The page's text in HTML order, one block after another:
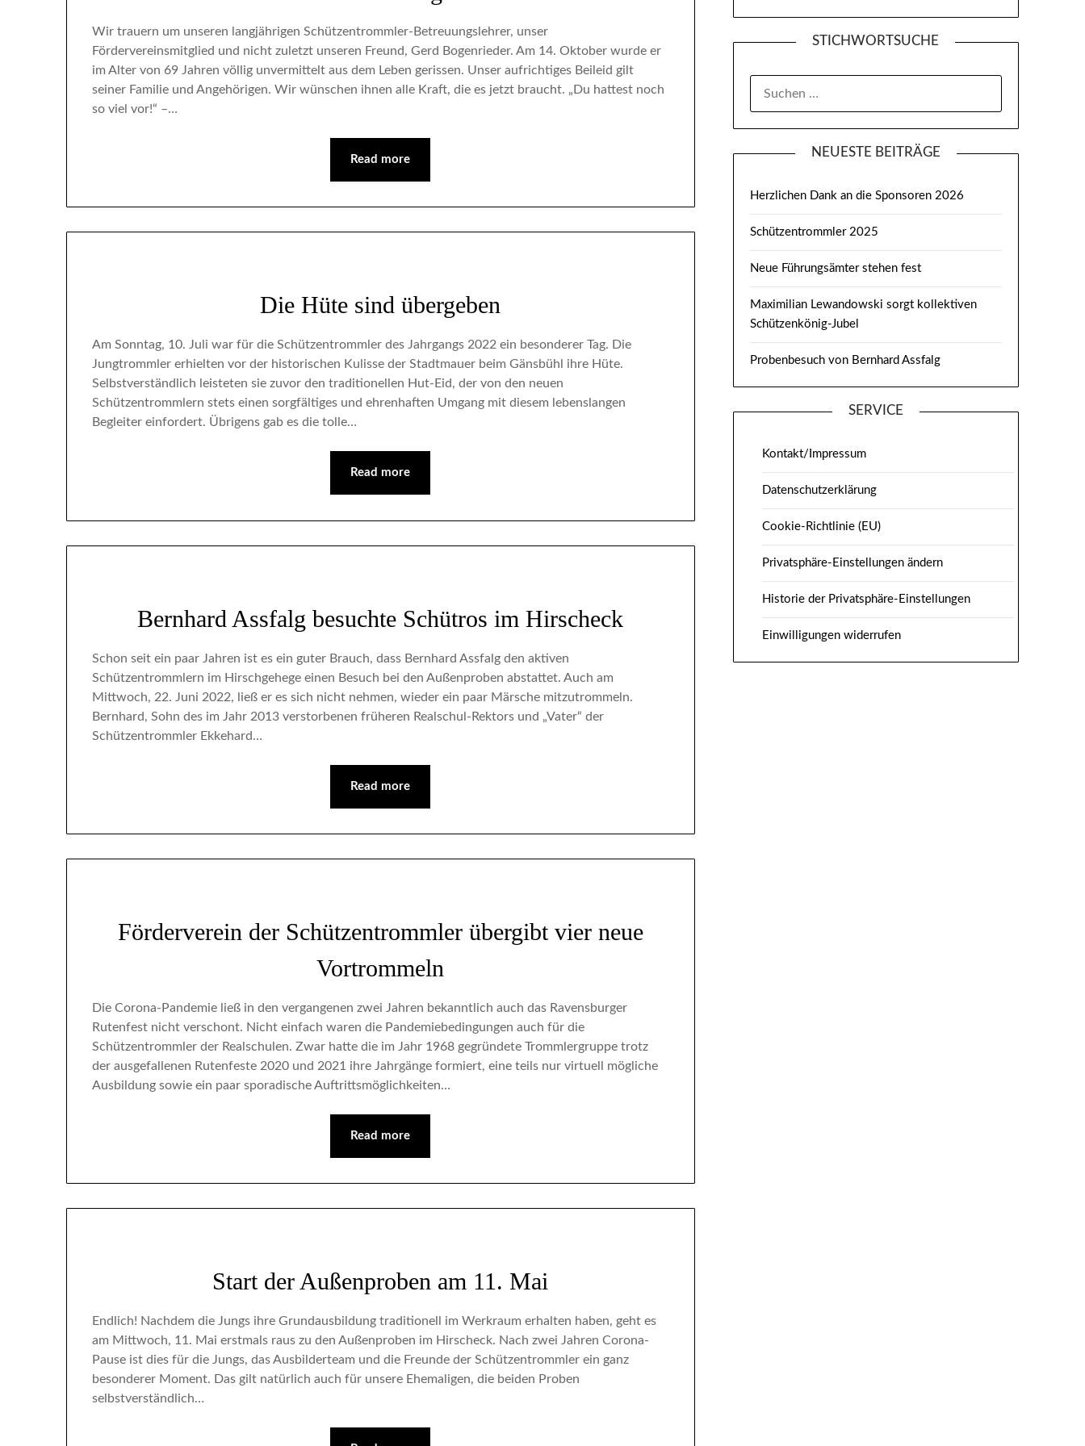
Wir trauern um unseren langjährigen Schützentrommler-Betreuungslehrer, unser
Fördervereinsmitglied und nicht zuletzt unseren Freund, Gerd Bogenrieder. Am 14. Oktober wurde er
im Alter von 69 Jahren völlig unvermittelt aus dem Leben gerissen. Unser aufrichtiges Beileid gilt
seiner Familie und Angehörigen. Wir wünschen ihnen alle Kraft, die es jetzt braucht. „Du hattest noch
so viel vor!“ –…
Read more
Die Hüte sind übergeben
Am Sonntag, 10. Juli war für die Schützentrommler des Jahrgangs 2022 ein besonderer Tag. Die
Jungtrommler erhielten vor der historischen Kulisse der Stadtmauer beim Gänsbühl ihre Hüte.
Selbstverständlich leisteten sie zuvor den traditionellen Hut-Eid, der von den neuen
Schützentrommlern stets einen sorgfältiges und ehrenhaften Umgang mit diesem lebenslangen
Begleiter einfordert. Übrigens gab es die tolle…
Read more
Bernhard Assfalg besuchte Schütros im Hirscheck
Schon seit ein paar Jahren ist es ein guter Brauch, dass Bernhard Assfalg den aktiven
Schützentrommlern im Hirschgehege einen Besuch bei den Außenproben abstattet. Auch am
Mittwoch, 22. Juni 2022, ließ er es sich nicht nehmen, wieder ein paar Märsche mitzutrommeln.
Bernhard, Sohn des im Jahr 2013 verstorbenen früheren Realschul-Rektors und „Vater“ der
Schützentrommler Ekkehard…
Read more
Förderverein der Schützentrommler übergibt vier neue
Vortrommeln
Die Corona-Pandemie ließ in den vergangenen zwei Jahren bekanntlich auch das Ravensburger
Rutenfest nicht verschont. Nicht einfach waren die Pandemiebedingungen auch für die
Schützentrommler der Realschulen. Zwar hatte die im Jahr 1968 gegründete Trommlergruppe trotz
der ausgefallenen Rutenfeste 2020 und 2021 ihre Jahrgänge formiert, eine teils nur virtuell mögliche
Ausbildung sowie ein paar sporadische Auftrittsmöglichkeiten…
Read more
Start der Außenproben am 11. Mai
Endlich! Nachdem die Jungs ihre Grundausbildung traditionell im Werkraum erhalten haben, geht es
am Mittwoch, 11. Mai erstmals raus zu den Außenproben im Hirscheck. Nach zwei Jahren Corona-
Pause ist dies für die Jungs, das Ausbilderteam und die Freunde der Schützentrommler ein ganz
besonderer Moment. Das gilt natürlich auch für unsere Ehemaligen, die beiden Proben
selbstverständlich…
STICHWORTSUCHE
NEUESTE BEITRÄGE
Herzlichen Dank an die Sponsoren 2026
Schützentrommler 2025
Neue Führungsämter stehen fest
Maximilian Lewandowski sorgt kollektiven
Schützenkönig-Jubel
Probenbesuch von Bernhard Assfalg
SERVICE
Kontakt/Impressum
Datenschutzerklärung
Cookie-Richtlinie (EU)
Privatsphäre-Einstellungen ändern
Historie der Privatsphäre-Einstellungen
Einwilligungen widerrufen